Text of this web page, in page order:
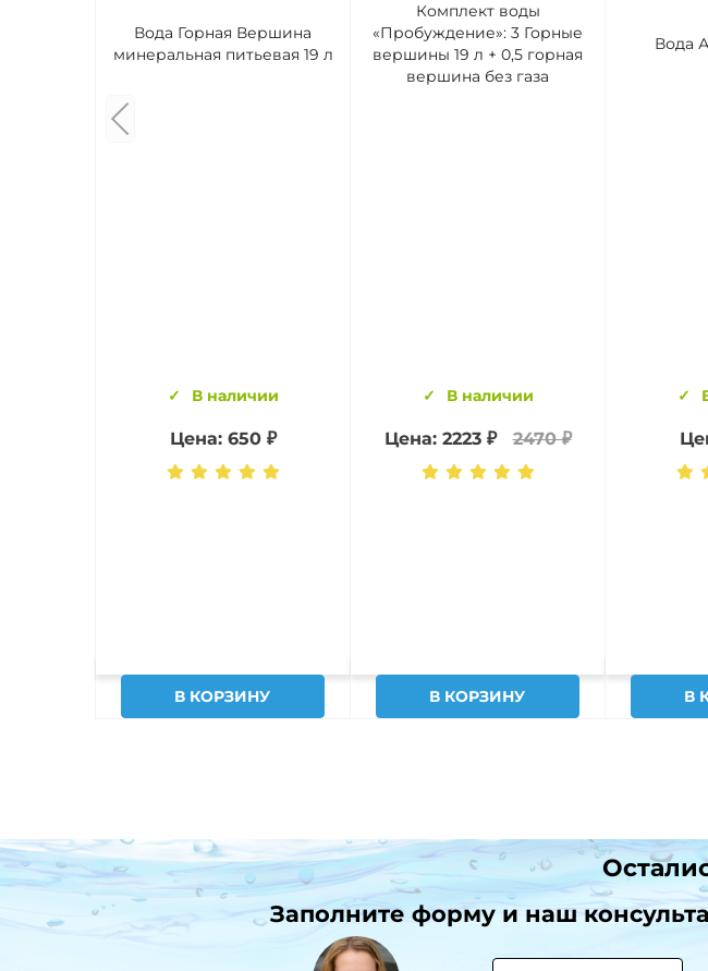
Вода Горная Вершина
минеральная питьевая 19 л
В наличии
Цена: 650 ₽
В КОРЗИНУ
Комплект воды
«Пробуждение»: 3 Горные
вершины 19 л + 0,5 горная
вершина без газа
В наличии
Цена: 2223 ₽ 2470 ₽
В КОРЗИНУ
Вода
В
Заполните форму и наш